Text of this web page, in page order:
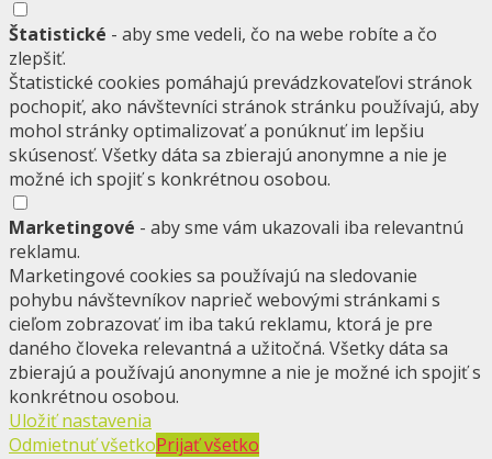
Štatistické - aby sme vedeli, čo na webe robíte a čo
zlepšiť.
Štatistické cookies pomáhajú prevádzkovateľovi stránok
pochopiť, ako návštevníci stránok stránku používajú, aby
mohol stránky optimalizovať a ponúknuť im lepšiu
skúsenosť. Všetky dáta sa zbierajú anonymne a nie je
možné ich spojiť s konkrétnou osobou.
Marketingové - aby sme vám ukazovali iba relevantnú
reklamu.
Marketingové cookies sa používajú na sledovanie
pohybu návštevníkov naprieč webovými stránkami s
cieľom zobrazovať im iba takú reklamu, ktorá je pre
daného človeka relevantná a užitočná. Všetky dáta sa
zbierajú a používajú anonymne a nie je možné ich spojiť s
konkrétnou osobou.
Uložiť nastavenia
Odmietnuť všetkoPrijať všetko